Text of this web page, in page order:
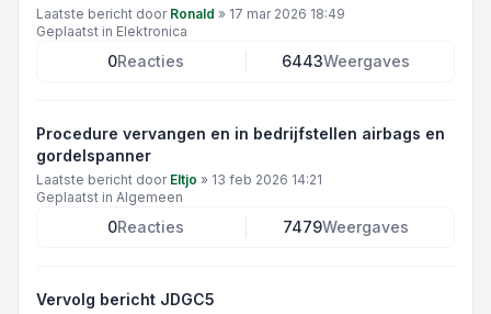
Laatste bericht door Ronald » 17 mar 2026 18:49
Geplaatst in Elektronica
0Reacties 6443Weergaves
Procedure vervangen en in bedrijfstellen airbags en
gordelspanner
Laatste bericht door Eltjo » 13 feb 2026 14:21
Geplaatst in Algemeen
0Reacties 7479Weergaves
Vervolg bericht JDGC5